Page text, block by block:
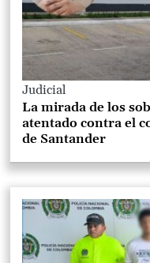
Judicial
La mirada de los
atentado contra el
de Santander